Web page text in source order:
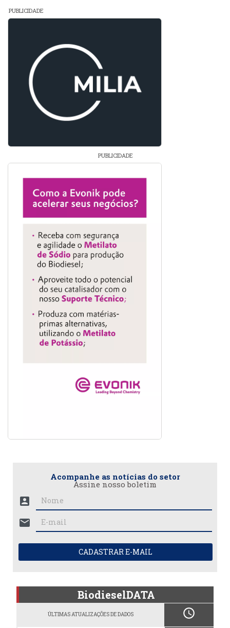
PUBLICIDADE
PUBLICIDADE
Acompanhe as notícias do setor
Assine nosso boletim
account_box
mail
CADASTRAR E-MAIL
BiodieselDATA
ÚLTIMAS ATUALIZAÇÕES DE DADOS schedule